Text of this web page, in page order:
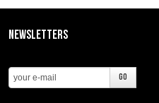
Newsletters